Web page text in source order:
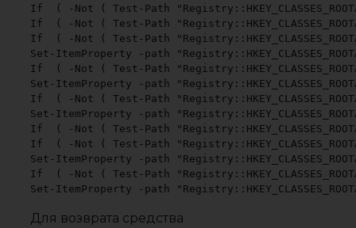
If  ( -Not ( Test-Path
If  ( -Not ( Test-Path
If  ( -Not ( Test-Path
Set-ItemProperty -path
If  ( -Not ( Test-Path
Set-ItemProperty -path
If  ( -Not ( Test-Path
Set-ItemProperty -path
If  ( -Not ( Test-Path
If  ( -Not ( Test-Path
Set-ItemProperty -path
If  ( -Not ( Test-Path
Set-ItemProperty -path
Для возврата средства